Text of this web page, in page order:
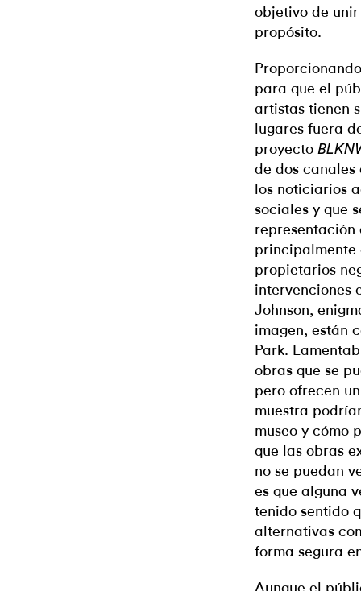
objetivo de unir
propósito.
para que el
artistas tienen
lugares fuera
proyecto
de dos canales
los noticiarios
sociales y que
representación
principalmente
propietarios
intervenciones
Johnson,
imagen, están
Park.
obras que se
pero ofrecen
muestra
museo y cómo
que las obras
no se puedan
es que alguna
tenido sentido
alternativas
forma segura